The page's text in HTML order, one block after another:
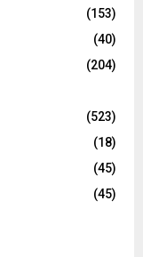
(153)
(40)
(204)
(523)
(18)
(45)
(45)